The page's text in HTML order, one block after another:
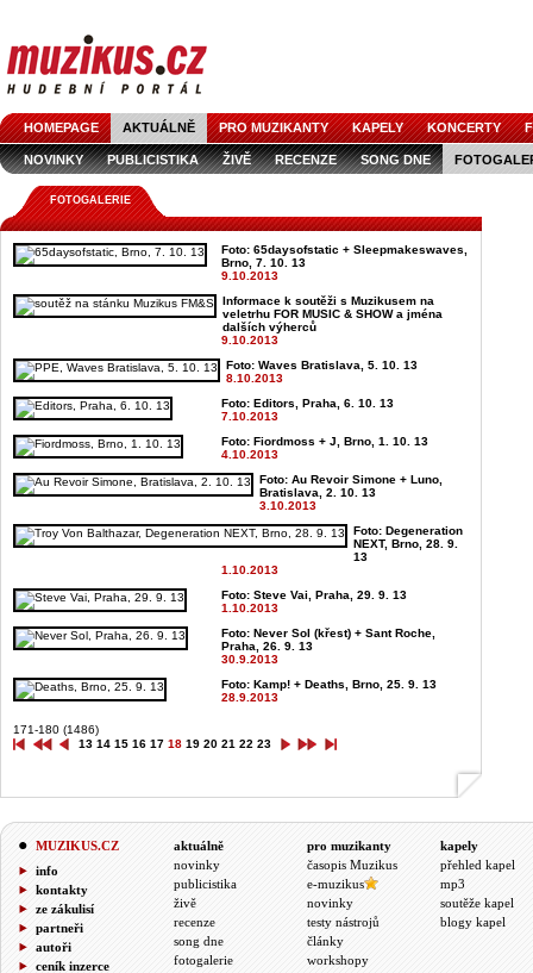
HOMEPAGE AKTUÁLNĚ PRO MUZIKANTY KAPELY KONCERTY
NOVINKY PUBLICISTIKA ŽIVĚ RECENZE SONG DNE
FOTOGALERIE
Foto: 65daysofstatic + Sleepmakeswaves,
Brno, 7. 10. 13
9.10.2013
Informace k soutěži s Muzikusem na
veletrhu FOR MUSIC & SHOW a jména
dalších výherců
9.10.2013
Foto: Waves Bratislava, 5. 10. 13
8.10.2013
Foto: Editors, Praha, 6. 10. 13
7.10.2013
Foto: Fiordmoss + J, Brno, 1. 10. 13
4.10.2013
Foto: Au Revoir Simone + Luno,
Bratislava, 2. 10. 13
3.10.2013
Foto: Degeneration
NEXT, Brno, 28. 9.
13
1.10.2013
Foto: Steve Vai, Praha, 29. 9. 13
1.10.2013
Foto: Never Sol (křest) + Sant Roche,
Praha, 26. 9. 13
30.9.2013
Foto: Kamp! + Deaths, Brno, 25. 9. 13
28.9.2013
171-180 (1486)
13 14 15 16 17 18 19 20 21 22 23
MUZIKUS.CZ
info
kontakty
ze zákulisí
partneři
autoři
ceník inzerce
aktuálně
novinky
publicistika
živě
recenze
song dne
fotogalerie
pro muzikanty
časopis Muzikus
e-muzikus
novinky
testy nástrojů
články
workshopy
kapely
přehled kapel
mp3
soutěže kapel
blogy kapel